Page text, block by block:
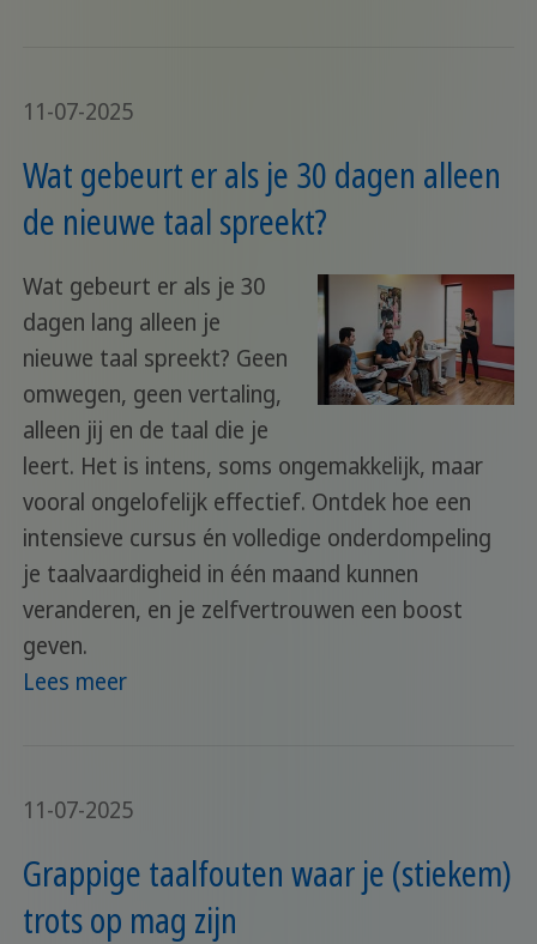
11-07-2025
Wat gebeurt er als je 30 dagen alleen
de nieuwe taal spreekt?
Wat gebeurt er als je 30
dagen lang alleen je
nieuwe taal spreekt? Geen
omwegen, geen vertaling,
alleen jij en de taal die je
leert. Het is intens, soms ongemakkelijk, maar
vooral ongelofelijk effectief. Ontdek hoe een
intensieve cursus én volledige onderdompeling
je taalvaardigheid in één maand kunnen
veranderen, en je zelfvertrouwen een boost
geven.
Lees meer
11-07-2025
Grappige taalfouten waar je (stiekem)
trots op mag zijn